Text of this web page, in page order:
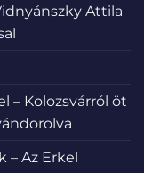
Attila
– Kolozsvárról öt
– Az Erkel